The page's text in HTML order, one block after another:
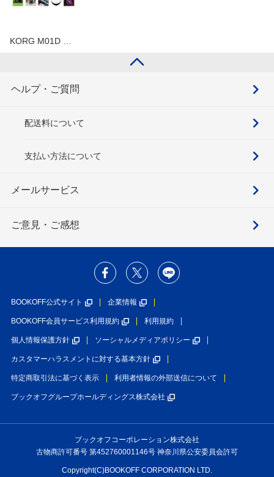
KORG M01D …
ヘルプ・ご質問
配送料について
支払い方法について
メールサービス
ご意見・ご感想
BOOKOFF公式サイト 企業情報
BOOKOFF会員サービス利用規約 利用規約
個人情報保護方針 ソーシャルメディアポリシー
カスタマーハラスメントに対する基本方針
特定商取引法に基づく表示 利用者情報の外部送信について
ブックオフグループホールディングス株式会社
ブックオフコーポレーション株式会社
古物商許可番号 第452760001146号 神奈川県公安委員会許可
Copyright(C)BOOKOFF CORPORATION LTD.